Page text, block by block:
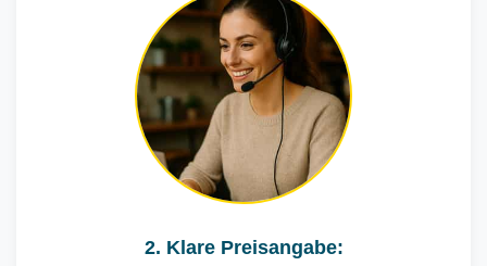
2. Klare Preisangabe: